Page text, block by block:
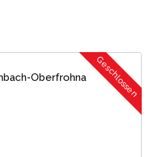
Oberfrohna Geschlossen